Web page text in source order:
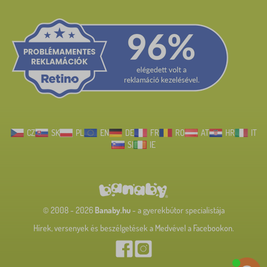
CZ SK PL EN DE FR RO AT HR
IT
SI
IE
© 2008 - 2026 Banaby.hu- a gyerekbútor specialistája
Hírek, versenyek és beszélgetések a Medvével a Facebookon.